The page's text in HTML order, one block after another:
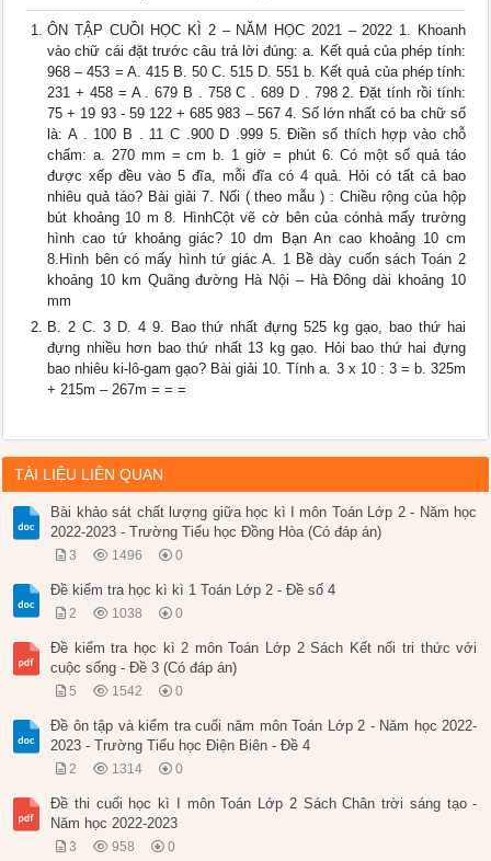
ÔN TẬP CUỒI HỌC KÌ 2 – NĂM HỌC 2021 – 2022 1. Khoanh
vào chữ cái đặt trước câu trả lời đúng: a. Kết quả của phép tính:
968 – 453 = A. 415 B. 50 C. 515 D. 551 b. Kết quả của phép tính:
231 + 458 = A . 679 B . 758 C . 689 D . 798 2. Đặt tính rồi tính:
75 + 19 93 - 59 122 + 685 983 – 567 4. Số lớn nhất có ba chữ số
là: A . 100 B . 11 C .900 D .999 5. Điền số thích hợp vào chỗ
chấm: a. 270 mm = cm b. 1 giờ = phút 6. Có một số quả táo
được xếp đều vào 5 đĩa, mỗi đĩa có 4 quả. Hỏi có tất cả bao
nhiêu quả táo? Bài giải 7. Nối ( theo mẫu ) : Chiều rộng của hộp
bút khoảng 10 m 8. HìnhCột vẽ cờ bên của cónhà mấy trường
hình cao tứ khoảng giác? 10 dm Bạn An cao khoảng 10 cm
8.Hình bên có mấy hình tứ giác A. 1 Bề dày cuốn sách Toán 2
khoảng 10 km Quãng đường Hà Nội – Hà Đông dài khoảng 10
mm
B. 2 C. 3 D. 4 9. Bao thứ nhất đựng 525 kg gạo, bao thứ hai
đựng nhiều hơn bao thứ nhất 13 kg gạo. Hỏi bao thứ hai đựng
bao nhiêu ki-lô-gam gạo? Bài giải 10. Tính a. 3 x 10 : 3 = b. 325m
+ 215m – 267m = = =
TÀI LIỆU LIÊN QUAN
Bài khảo sát chất lượng giữa học kì I môn Toán Lớp 2 - Năm học
2022-2023 - Trường Tiểu học Đồng Hòa (Có đáp án)
3 1496 0
Đề kiểm tra học kì kì 1 Toán Lớp 2 - Đề số 4
2 1038 0
Đề kiểm tra học kì 2 môn Toán Lớp 2 Sách Kết nối tri thức với
cuộc sống - Đề 3 (Có đáp án)
5 1542 0
Đề ôn tập và kiểm tra cuối năm môn Toán Lớp 2 - Năm học 2022-
2023 - Trường Tiểu học Điện Biên - Đề 4
2 1314 0
Đề thi cuối học kì I môn Toán Lớp 2 Sách Chân trời sáng tạo -
Năm học 2022-2023
3 958 0